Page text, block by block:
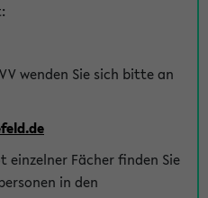
wenden Sie sich bitte an
einzelner Fächer finden Sie
in den